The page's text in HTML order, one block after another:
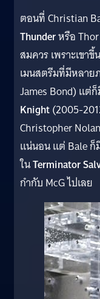
ตอนที่ Christian
Thunderหรือ
สมควร เพราะเขา
เมนสตรีมที่มีหลาย
James Bond) แต่
Knight(2005-
Christopher
แน่นอน แต่ Bale ก็
ในTerminator
กำกับ McG ไปเลย